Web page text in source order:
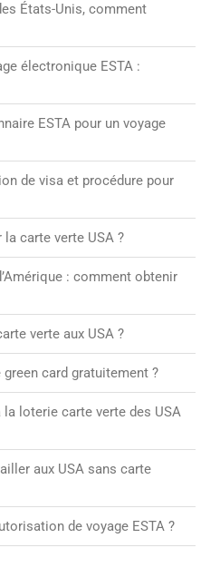
États-Unis, comment
électronique ESTA :
ESTA pour un voyage
de visa et procédure pour
carte verte USA ?
: comment obtenir
verte aux USA ?
card gratuitement ?
loterie carte verte des USA
aux USA sans carte
de voyage ESTA ?